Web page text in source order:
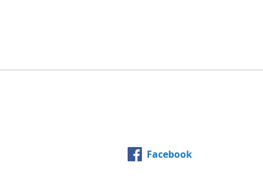
Facebook